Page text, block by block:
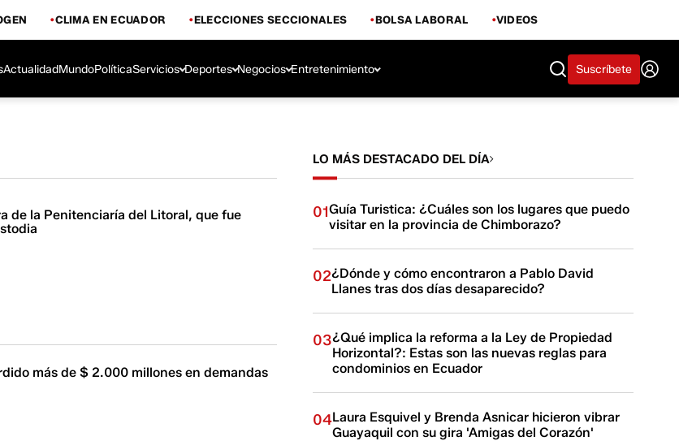
CLIMA EN ECUADOR ELECCIONES SECCIONALES BOLSA LABORAL VIDEOS
ActualidadMundoPolíticaServicios Deportes Negocios Entretenimiento Suscríbete
de la Penitenciaría del Litoral, que fue
más de $ 2.000 millones en demandas
LO MÁS DESTACADO DEL DÍA
01Guía Turistica: ¿Cuáles son los lugares que puedo
visitar en la provincia de Chimborazo?
02¿Dónde y cómo encontraron a Pablo David
Llanes tras dos días desaparecido?
03¿Qué implica la reforma a la Ley de Propiedad
Horizontal?: Estas son las nuevas reglas para
condominios en Ecuador​​​​​
04Laura Esquivel y Brenda Asnicar hicieron vibrar
Guayaquil con su gira 'Amigas del Corazón'